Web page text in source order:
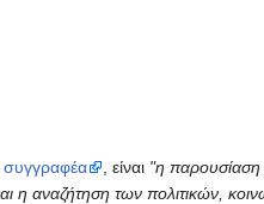
συγγραφέα , είναι "η παρουσίαση
η αναζήτηση των πολιτικών,